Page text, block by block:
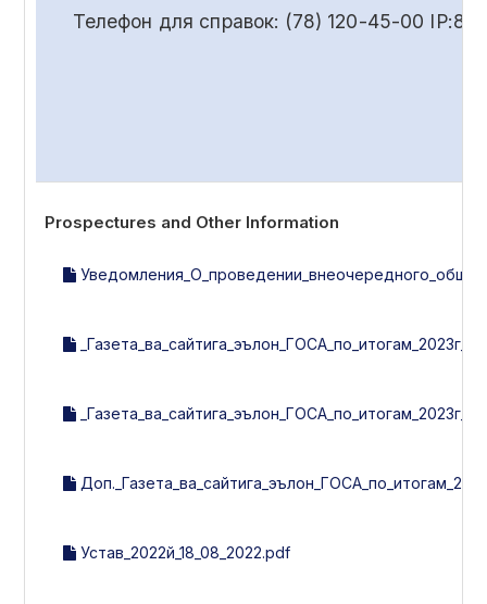
Телефон для справок: (78) 120-45-00 IP:85-
Prospectures and Other Information
Устав_2022й_18_08_2022.pdf